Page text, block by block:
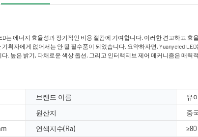
는 에너지 효율성과 장기적인 비용 절감에 기여합니다. 이러한 견고하고 효
획자에게 없어서는 안 될 필수품이 되었습니다. 요약하자면, Yuanyeled LED
. 높은 밝기, 다채로운 색상 옵션, 그리고 인터랙티브 제어 메커니즘은 매
브랜드 이름
유
원산지
중
연색지수(Ra)
≥80